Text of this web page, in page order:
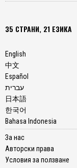
35 СТРАНИ, 21 ЕЗИКА
English
中文
Español
עברית
日本語
한국어
Bahasa Indonesia
За нас
Авторски права
Условия за ползване